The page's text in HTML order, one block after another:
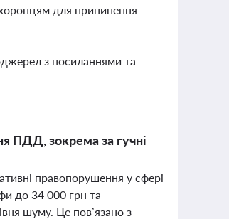
для припинення
з посиланнями та
ПДД, зокрема за гучні
правопорушення у сфері
до 34 000 грн та
шуму. Це пов’язано з